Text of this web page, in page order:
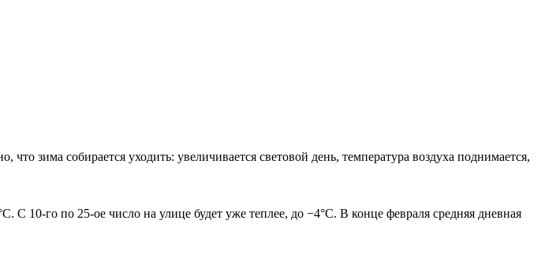
зима собирается уходить: увеличивается световой день, температура воздуха поднимается,
С 10-го по 25-ое число на улице будет уже теплее, до −4°C. В конце февраля средняя дневная